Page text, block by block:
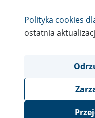
Rodzaj wydarzenia
Szkolenia
Obszar merytoryczny
obsługa klientów
Opis wydarzenia
Polityka cookies
ostatnia